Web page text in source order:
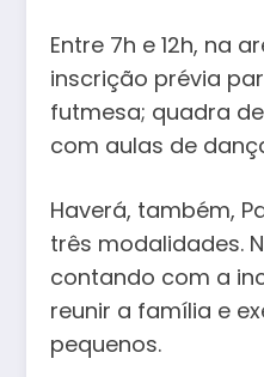
Entre 7h e 12h, na
inscrição prévia
futmesa; quadra
com aulas de
Haverá, também,
três modalidades.
contando com a
reunir a família e
pequenos.